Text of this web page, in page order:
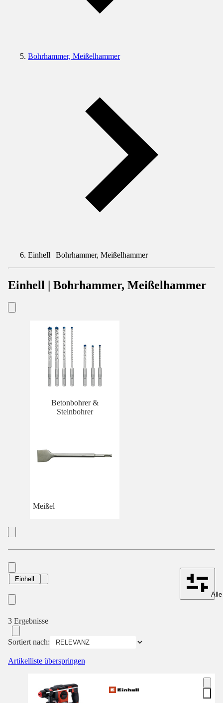
Bohrhammer, Meißelhammer
Einhell | Bohrhammer, Meißelhammer
Einhell | Bohrhammer, Meißelhammer
Betonbohrer &
Steinbohrer
Meißel
Einhell
3 Ergebnisse
Sortiert nach:
Artikelliste überspringen